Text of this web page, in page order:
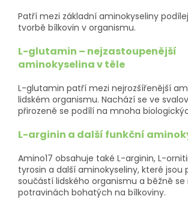
Patří mezi základní aminokyseliny
tvorbě bílkovin v organismu.
L-glutamin – nejzastoupenější
aminokyselina v těle
L-glutamin patří mezi nejrozšířenější
lidském organismu. Nachází se ve
přirozeně se podílí na mnoha
L-arginin a další funkční
Amino17 obsahuje také L-arginin, L-
tyrosin a další aminokyseliny, které jsou
součástí lidského organismu a běžně
potravinách bohatých na bílkoviny.